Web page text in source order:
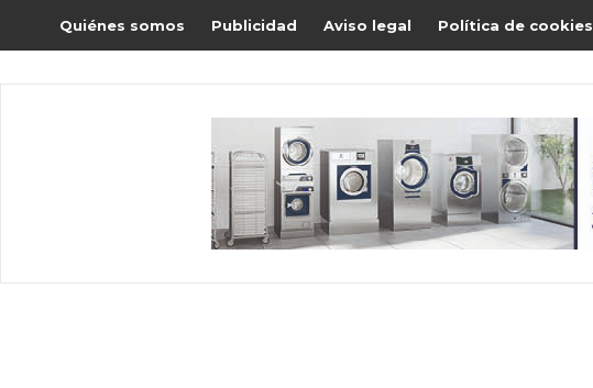
Quiénes somos Publicidad Aviso legal Política de cookies